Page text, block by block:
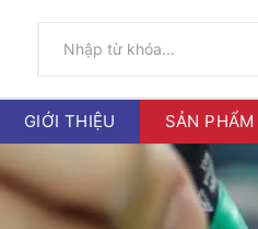
GIỚI THIỆU SẢN PHẨM